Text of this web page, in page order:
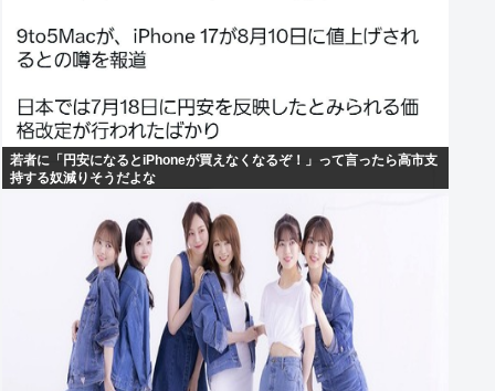
若者に「円安になるとiPhoneが買えなくなるぞ！」って言ったら高市支
持する奴減りそうだよな